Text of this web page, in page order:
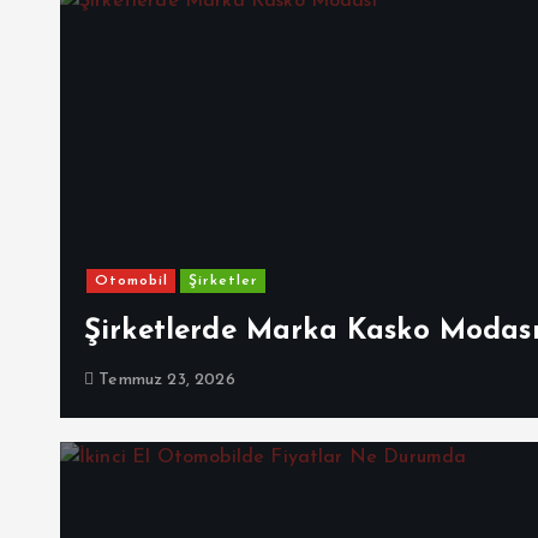
Otomobil Şirketler
Şirketlerde Marka Kasko
Temmuz 23, 2026